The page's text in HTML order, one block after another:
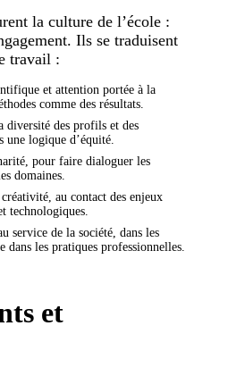
la culture de l’école :
Ils se traduisent
travail :
et attention portée à la
comme des résultats.
diversité des profils et des
une logique d’équité.
pour faire dialoguer les
domaines.
au contact des enjeux
technologiques.
service de la société, dans les
dans les pratiques professionnelles.
et